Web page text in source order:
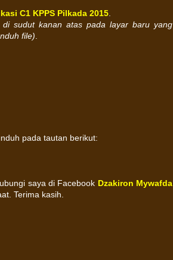
C1 KPPS Pilkada 2015
sudut kanan atas pada layar baru yang
file)
pada tautan berikut:
saya di Facebook Dzakiron Mywafda
Terima kasih.